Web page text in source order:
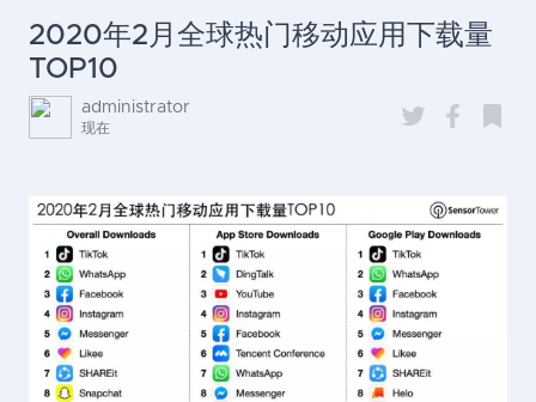
2020年2月全球热门移动应用下载量
TOP10
administrator
现在